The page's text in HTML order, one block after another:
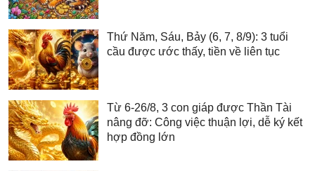
Thứ Năm, Sáu, Bảy (6, 7, 8/9): 3 tuổi
cầu được ước thấy, tiền về liên tục
Từ 6-26/8, 3 con giáp được Thần Tài
nâng đỡ: Công việc thuận lợi, dễ ký kết
hợp đồng lớn